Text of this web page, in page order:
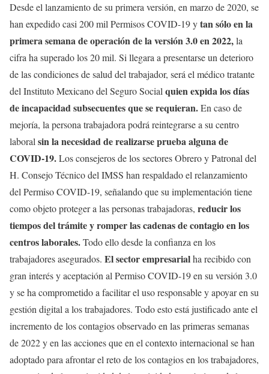
Desde el lanzamiento de su primera versión, en marzo de 2020, se
han expedido casi 200 mil Permisos COVID-19 ytan sólo en la
primera semana de operación de la versión 3.0 en 2022,la
cifra ha superado los 20 mil. Si llegara a presentarse un deterioro
de las condiciones de salud del trabajador, será el médico tratante
del Instituto Mexicano del Seguro Social quien expida los días
de incapacidad subsecuentes que se requieran.En caso de
mejoría, la persona trabajadora podrá reintegrarse a su centro
laboral sin la necesidad de realizarse prueba alguna de
COVID-19.Los consejeros de los sectores Obrero y Patronal del
H. Consejo Técnico del IMSS han respaldado el relanzamiento
del Permiso COVID-19, señalando que su implementación tiene
como objeto proteger a las personas trabajadoras, reducir los
tiempos del trámite y romper las cadenas de contagio en los
centros laborales.Todo ello desde la confianza en los
trabajadores asegurados. El sector empresarialha recibido con
gran interés y aceptación al Permiso COVID-19 en su versión 3.0
y se ha comprometido a facilitar el uso responsable y apoyar en su
gestión digital a los trabajadores. Todo esto está justificado ante el
incremento de los contagios observado en las primeras semanas
de 2022 y en las acciones que en el contexto internacional se han
adoptado para afrontar el reto de los contagios en los trabajadores,